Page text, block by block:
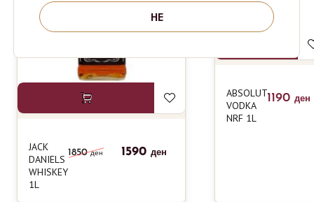
JACK
DANIELS
WHISKEY
1L
1850ден 1590 ден
ABSOLUT
VODKA
NRF 1L
1190 ден
НЕ